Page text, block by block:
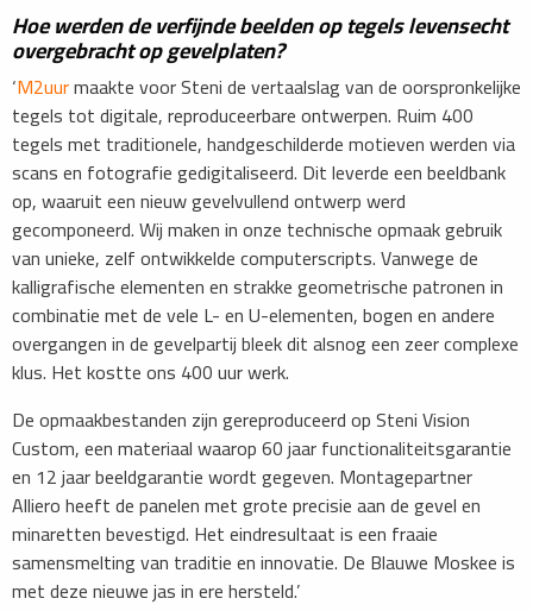
Hoe werden de verfijnde beelden op tegels levensecht
overgebracht op gevelplaten?
‘M2uurmaakte voor Steni de vertaalslag van de oorspronkelijke
tegels tot digitale, reproduceerbare ontwerpen. Ruim 400
tegels met traditionele, handgeschilderde motieven werden via
scans en fotografie gedigitaliseerd. Dit leverde een beeldbank
op, waaruit een nieuw gevelvullend ontwerp werd
gecomponeerd. Wij maken in onze technische opmaak gebruik
van unieke, zelf ontwikkelde computerscripts. Vanwege de
kalligrafische elementen en strakke geometrische patronen in
combinatie met de vele L- en U-elementen, bogen en andere
overgangen in de gevelpartij bleek dit alsnog een zeer complexe
klus. Het kostte ons 400 uur werk.
De opmaakbestanden zijn gereproduceerd op Steni Vision
Custom, een materiaal waarop 60 jaar functionaliteitsgarantie
en 12 jaar beeldgarantie wordt gegeven. Montagepartner
Alliero heeft de panelen met grote precisie aan de gevel en
minaretten bevestigd. Het eindresultaat is een fraaie
samensmelting van traditie en innovatie. De Blauwe Moskee is
met deze nieuwe jas in ere hersteld.’